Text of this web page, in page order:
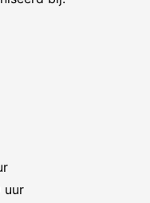
uur